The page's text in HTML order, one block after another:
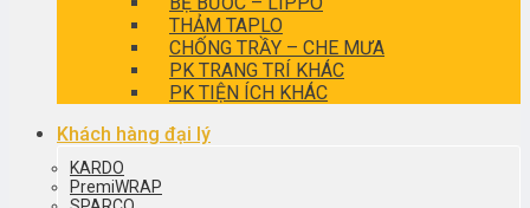
THẢM TAPLO
CHỐNG TRẦY – CHE MƯA
PK TRANG TRÍ KHÁC
PK TIỆN ÍCH KHÁC
Khách hàng đại lý
KARDO
PremiWRAP